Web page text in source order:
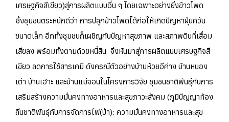
เศรษฐกิจสีเขียว)สู่การผลิตแบบอื่น ๆ โดยเฉพาะอย่างยิ่งข้าวโพด
ซึ่งชุมชนตระหนักดีว่า การปลูกข้าวโพดได้ก่อให้เกิดปัญหาฝุ่นควัน
ขนาดเล็ก อีกทั้งชุมชนก็เผชิญกับปัญหาสุขภาพ และสภาพดินที่เสื่อม
เสียลง พร้อมทั้งตามด้วยหนี้สิน จึงหันมาสู่การผลิตแบบเศรษฐกิจสี
เขียว ลดการใช้สารเคมี ดังกรณีตัวอย่างบ้านห้วยอีค่าง บ้านหนอง
เต่า บ้านเฮาะ และบ้านแม่จอนในโครงการวิจัย ชุมชนชาติพันธุ์กับการ
เสริมสร้างความมั่นคงทางอาหารและสุขภาวะสังคม (ภูมิปัญญาท้อง
ถิ่นชาติพันธุ์กับการจัดการไฟ(ป่า): ความมั่นคงทางอาหารและสุข